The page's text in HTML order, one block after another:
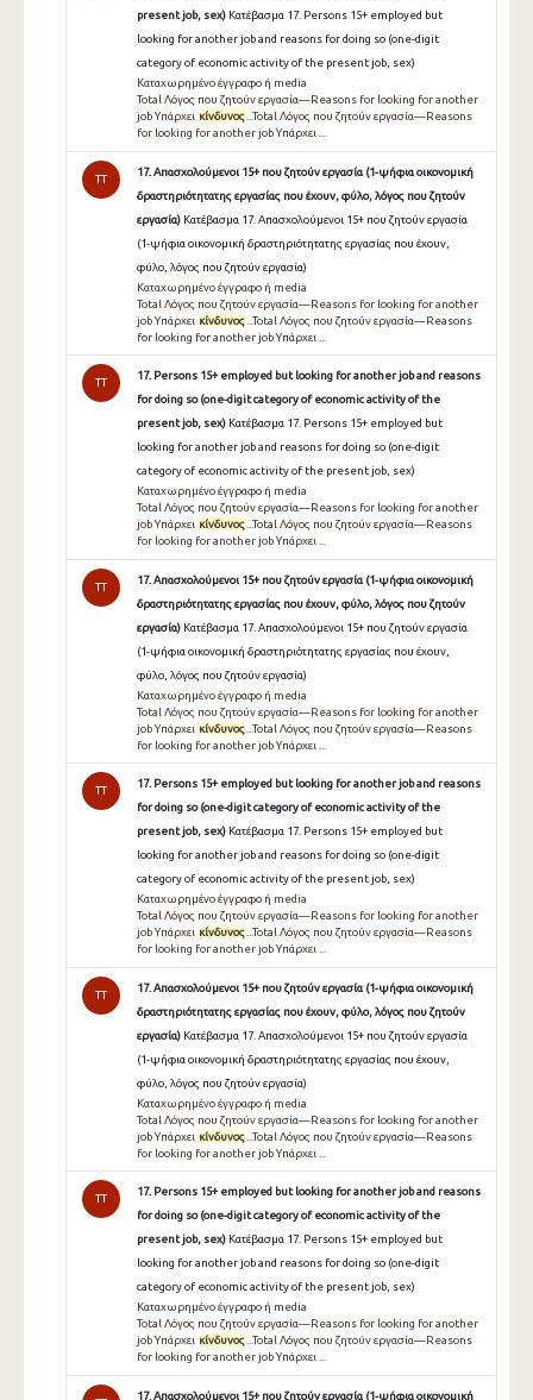
present job, sex) Κατέβασμα 17. Persons 15+ employed but
looking for another job and reasons for doing so (one-digit
category of economic activity of the present job, sex)
Καταχωρημένο έγγραφο ή media
Total Λόγος που ζητούν εργασία—Reasons for looking for another
job Υπάρχει κίνδυνος...Total Λόγος που ζητούν εργασία—Reasons
for looking for another job Υπάρχει ...
TT
17. Απασχολούμενοι 15+ που ζητούν εργασία (1-ψήφια οικονομική
δραστηριότητατης εργασίας που έχουν, φύλο, λόγος που ζητούν
εργασία) Κατέβασμα 17. Απασχολούμενοι 15+ που ζητούν εργασία
(1-ψήφια οικονομική δραστηριότητατης εργασίας που έχουν,
φύλο, λόγος που ζητούν εργασία)
Καταχωρημένο έγγραφο ή media
Total Λόγος που ζητούν εργασία—Reasons for looking for another
job Υπάρχει κίνδυνος ...Total Λόγος που ζητούν εργασία—Reasons
for looking for another job Υπάρχει ...
TT
17. Persons 15+ employed but looking for another job and reasons
for doing so (one-digit category of economic activity of the
present job, sex) Κατέβασμα 17. Persons 15+ employed but
looking for another job and reasons for doing so (one-digit
category of economic activity of the present job, sex)
Καταχωρημένο έγγραφο ή media
Total Λόγος που ζητούν εργασία—Reasons for looking for another
job Υπάρχει κίνδυνος...Total Λόγος που ζητούν εργασία—Reasons
for looking for another job Υπάρχει ...
TT
17. Απασχολούμενοι 15+ που ζητούν εργασία (1-ψήφια οικονομική
δραστηριότητατης εργασίας που έχουν, φύλο, λόγος που ζητούν
εργασία) Κατέβασμα 17. Απασχολούμενοι 15+ που ζητούν εργασία
(1-ψήφια οικονομική δραστηριότητατης εργασίας που έχουν,
φύλο, λόγος που ζητούν εργασία)
Καταχωρημένο έγγραφο ή media
Total Λόγος που ζητούν εργασία—Reasons for looking for another
job Υπάρχει κίνδυνος ...Total Λόγος που ζητούν εργασία—Reasons
for looking for another job Υπάρχει ...
TT
17. Persons 15+ employed but looking for another job and reasons
for doing so (one-digit category of economic activity of the
present job, sex) Κατέβασμα 17. Persons 15+ employed but
looking for another job and reasons for doing so (one-digit
category of economic activity of the present job, sex)
Καταχωρημένο έγγραφο ή media
Total Λόγος που ζητούν εργασία—Reasons for looking for another
job Υπάρχει κίνδυνος...Total Λόγος που ζητούν εργασία—Reasons
for looking for another job Υπάρχει ...
TT
17. Απασχολούμενοι 15+ που ζητούν εργασία (1-ψήφια οικονομική
δραστηριότητατης εργασίας που έχουν, φύλο, λόγος που ζητούν
εργασία) Κατέβασμα 17. Απασχολούμενοι 15+ που ζητούν εργασία
(1-ψήφια οικονομική δραστηριότητατης εργασίας που έχουν,
φύλο, λόγος που ζητούν εργασία)
Καταχωρημένο έγγραφο ή media
Total Λόγος που ζητούν εργασία—Reasons for looking for another
job Υπάρχει κίνδυνος ...Total Λόγος που ζητούν εργασία—Reasons
for looking for another job Υπάρχει ...
TT
17. Persons 15+ employed but looking for another job and reasons
for doing so (one-digit category of economic activity of the
present job, sex) Κατέβασμα 17. Persons 15+ employed but
looking for another job and reasons for doing so (one-digit
category of economic activity of the present job, sex)
Καταχωρημένο έγγραφο ή media
Total Λόγος που ζητούν εργασία—Reasons for looking for another
job Υπάρχει κίνδυνος...Total Λόγος που ζητούν εργασία—Reasons
for looking for another job Υπάρχει ...
17. Απασχολούμενοι 15+ που ζητούν εργασία (1-ψήφια οικονομική